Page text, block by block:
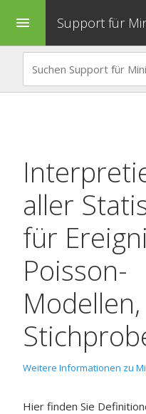
menu Support für
aller
für
Poisson-
Modellen,
Weitere Informationen zu
Hier finden Sie